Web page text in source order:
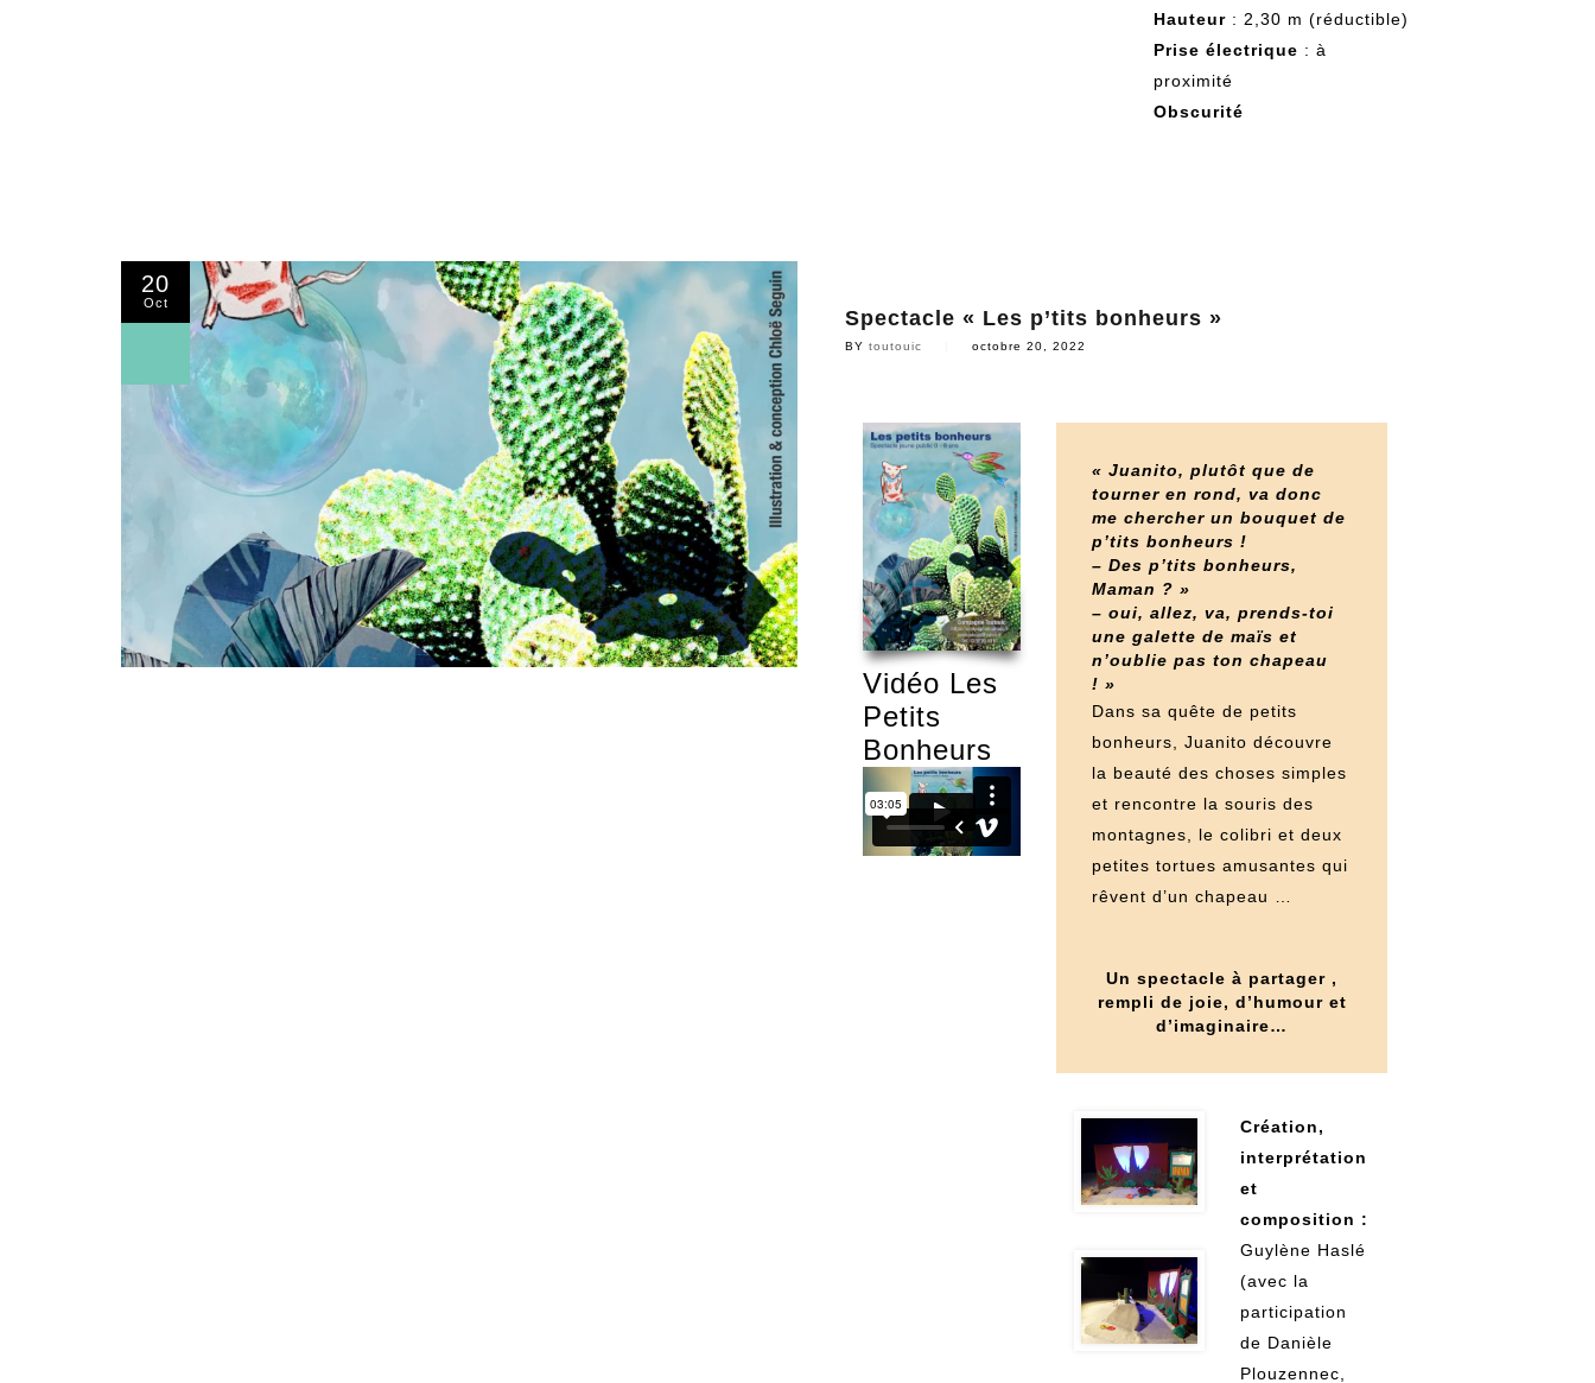
Hauteur : 2,30 m (réductible)
Prise électrique : à
proximité
Obscurité
20
Oct
Spectacle « Les p’tits bonheurs »
BY toutouic octobre 20, 2022
Vidéo Les
Petits
Bonheurs
« Juanito, plutôt que de
tourner en rond, va donc
me chercher un bouquet de
p’tits bonheurs !
– Des p’tits bonheurs,
Maman ? »
– oui, allez, va, prends-toi
une galette de maïs et
n’oublie pas ton chapeau
! »
Dans sa quête de petits
bonheurs, Juanito découvre
la beauté des choses simples
et rencontre la souris des
montagnes, le colibri et deux
petites tortues amusantes qui
rêvent d’un chapeau …
Un spectacle à partager ,
rempli de joie, d’humour et
d’imaginaire…
Création,
interprétation
et
composition :
Guylène Haslé
(avec la
participation
de Danièle
Plouzennec,